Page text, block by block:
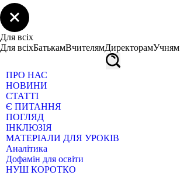
Для всіх
Для всіхБатькамВчителямДиректорамУчням
ПРО НАС
НОВИНИ
СТАТТІ
Є ПИТАННЯ
ПОГЛЯД
ІНКЛЮЗІЯ
МАТЕРІАЛИ ДЛЯ УРОКІВ
Аналітика
Дофамін для освіти
НУШ КОРОТКО